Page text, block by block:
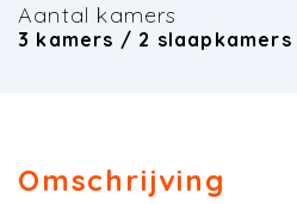
Aantal kamers
3 kamers / 2 slaapkamers
Omschrijving